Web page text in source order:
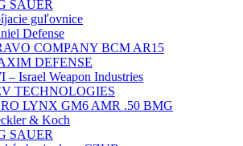
SAUER
guľovnice
Defense
COMPANY BCM AR15
DEFENSE
– Israel Weapon Industries
TECHNOLOGIES
LYNX GM6 AMR .50 BMG
& Koch
SAUER